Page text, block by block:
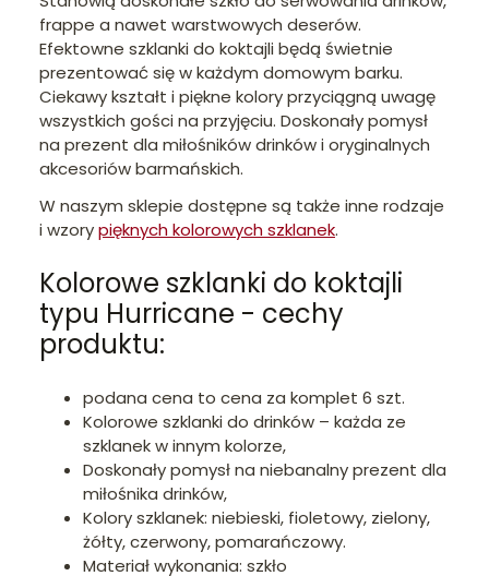
frappe a nawet warstwowych deserów.
Efektowne szklanki do koktajli będą świetnie
prezentować się w każdym domowym barku.
Ciekawy kształt i piękne kolory przyciągną uwagę
wszystkich gości na przyjęciu. Doskonały pomysł
na prezent dla miłośników drinków i oryginalnych
akcesoriów barmańskich.
W naszym sklepie dostępne są także inne rodzaje
i wzorypięknych kolorowych szklanek.
Kolorowe szklanki do koktajli
typu Hurricane - cechy
produktu:
podana cena to cena za komplet 6 szt.
Kolorowe szklanki do drinków – każda ze
szklanek w innym kolorze,
Doskonały pomysł na niebanalny prezent dla
miłośnika drinków,
Kolory szklanek: niebieski, fioletowy, zielony,
żółty, czerwony, pomarańczowy.
Materiał wykonania: szkło